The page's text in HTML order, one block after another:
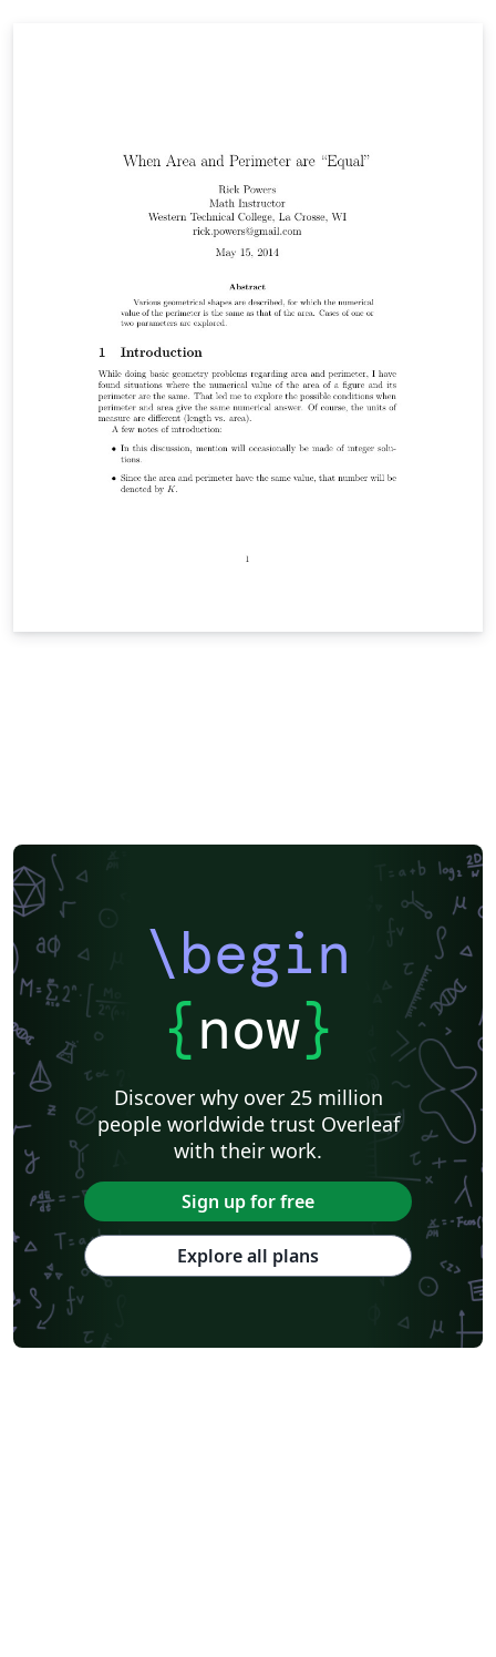
\begin
{now}
Discover why over 25 million
people worldwide trust Overleaf
with their work.
Sign up for free
Explore all plans